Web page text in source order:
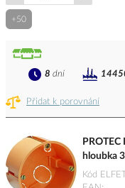
+50
Přidat k porovnání
8 dní
hloubka
Kód